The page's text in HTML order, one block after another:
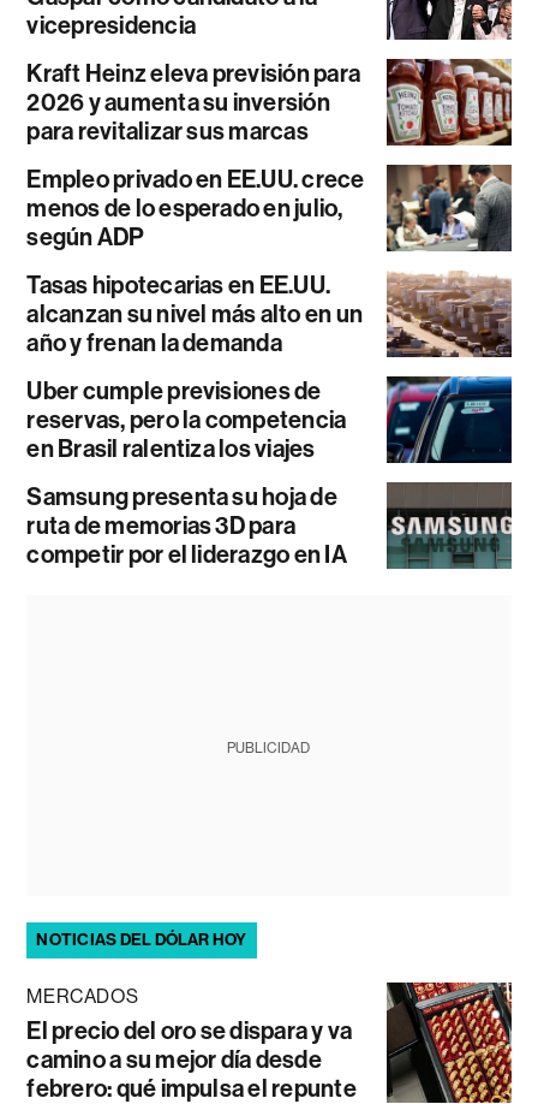
vicepresidencia
Kraft Heinz eleva previsión para
2026 y aumenta su inversión
para revitalizar sus marcas
Empleo privado en EE.UU. crece
menos de lo esperado en julio,
según ADP
Tasas hipotecarias en EE.UU.
alcanzan su nivel más alto en un
año y frenan la demanda
Uber cumple previsiones de
reservas, pero la competencia
en Brasil ralentiza los viajes
Samsung presenta su hoja de
ruta de memorias 3D para
competir por el liderazgo en IA
PUBLICIDAD
NOTICIAS DEL DÓLAR HOY
MERCADOS
El precio del oro se dispara y va
camino a su mejor día desde
febrero: qué impulsa el repunte